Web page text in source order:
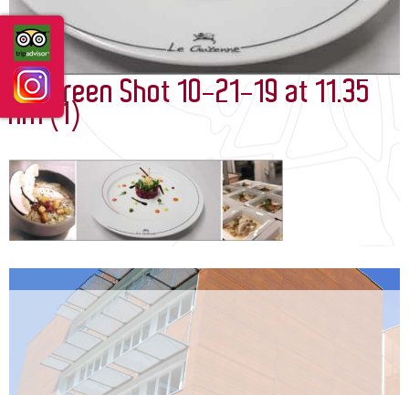
ACTUALITÉS
aaScreen Shot 10-21-19 at 11.35
AM (1)